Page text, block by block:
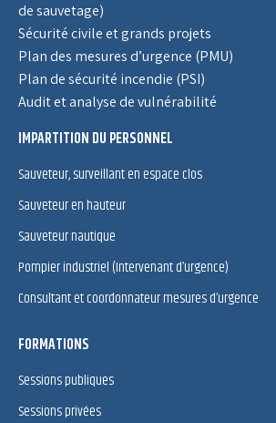
de sauvetage)
Sécurité civile et grands projets
Plan des mesures d’urgence (PMU)
Plan de sécurité incendie (PSI)
Audit et analyse de vulnérabilité
IMPARTITION DU PERSONNEL
Sauveteur, surveillant en espace clos
Sauveteur en hauteur
Sauveteur nautique
Pompier industriel (Intervenant d’urgence)
Consultant et coordonnateur mesures d’urgence
FORMATIONS
Sessions publiques
Sessions privées